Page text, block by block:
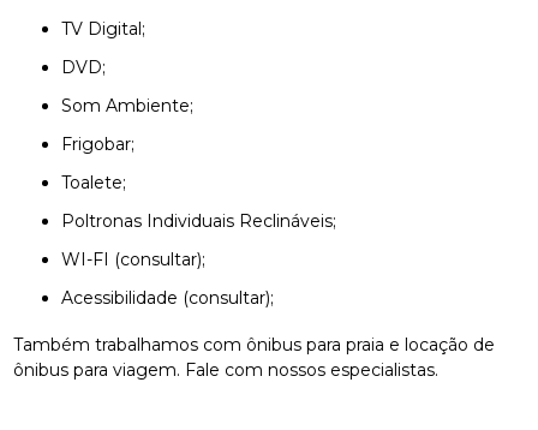
TV Digital;
DVD;
Som Ambiente;
Frigobar;
Toalete;
Poltronas Individuais Reclináveis;
WI-FI (consultar);
Acessibilidade (consultar);
Também trabalhamos com ônibus para praia e locação de
ônibus para viagem. Fale com nossos especialistas.